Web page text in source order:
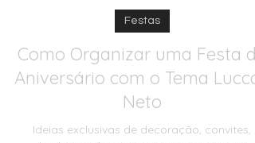
Mady Moreira
23 de nov. de 2024
Festas